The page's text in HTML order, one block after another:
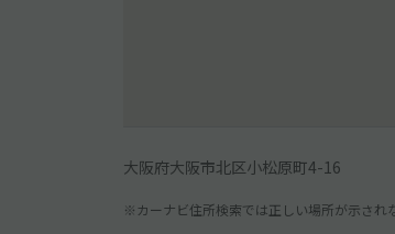
大阪府大阪市北区小松原町4-16
※カーナビ住所検索では正しい場所が示され